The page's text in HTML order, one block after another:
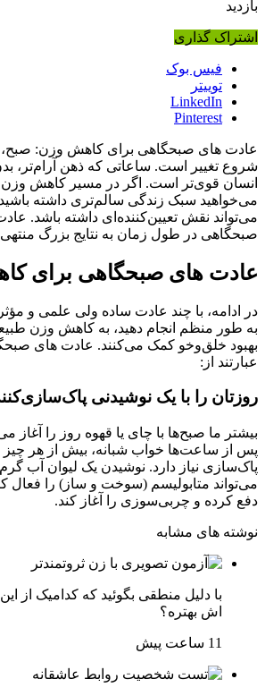
بازدید
اشتراک گذاری
فیس بوک
توییتر
LinkedIn
Pinterest
عادت های صبحگاهی برای کاهش وزن: صبح،
شروع تغییر است. ساعاتی که ذهن آرام‌تر، بدن
انسان قوی‌تر است. اگر در مسیر کاهش وزن
می‌خواهید سبک زندگی سالم‌تری داشته
می‌تواند نقش تعیین‌کننده‌ای داشته باشد.
صبحگاهی در طول زمان به نتایج بزرگ
عادت های صبحگاهی برای
در ادامه، با چند عادت ساده ولی علمی و
به طور منظم انجام دهید، به کاهش وزن
بهبود خلق‌وخو کمک می‌کنند. عادت های
عبارتند از:
روزتان را با یک نوشیدنی
بیشتر ما صبح‌ها با چای یا قهوه روز را آغاز
پس از ساعت‌ها خواب شبانه، بیش از هر چیز
پاک‌سازی نیاز دارد. نوشیدن یک لیوان آب
می‌تواند متابولیسم (سوخت و ساز) را فعال
دفع کرده و چربی‌سوزی را آغاز کند.
نوشته های مشابه
با دلیل منطقی بگوئید که کدامیک از
اش بهتره؟
11 ساعت پیش